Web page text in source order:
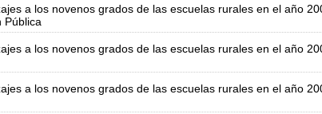
a los novenos grados de las escuelas rurales en el año
Pública
a los novenos grados de las escuelas rurales en el año
a los novenos grados de las escuelas rurales en el año